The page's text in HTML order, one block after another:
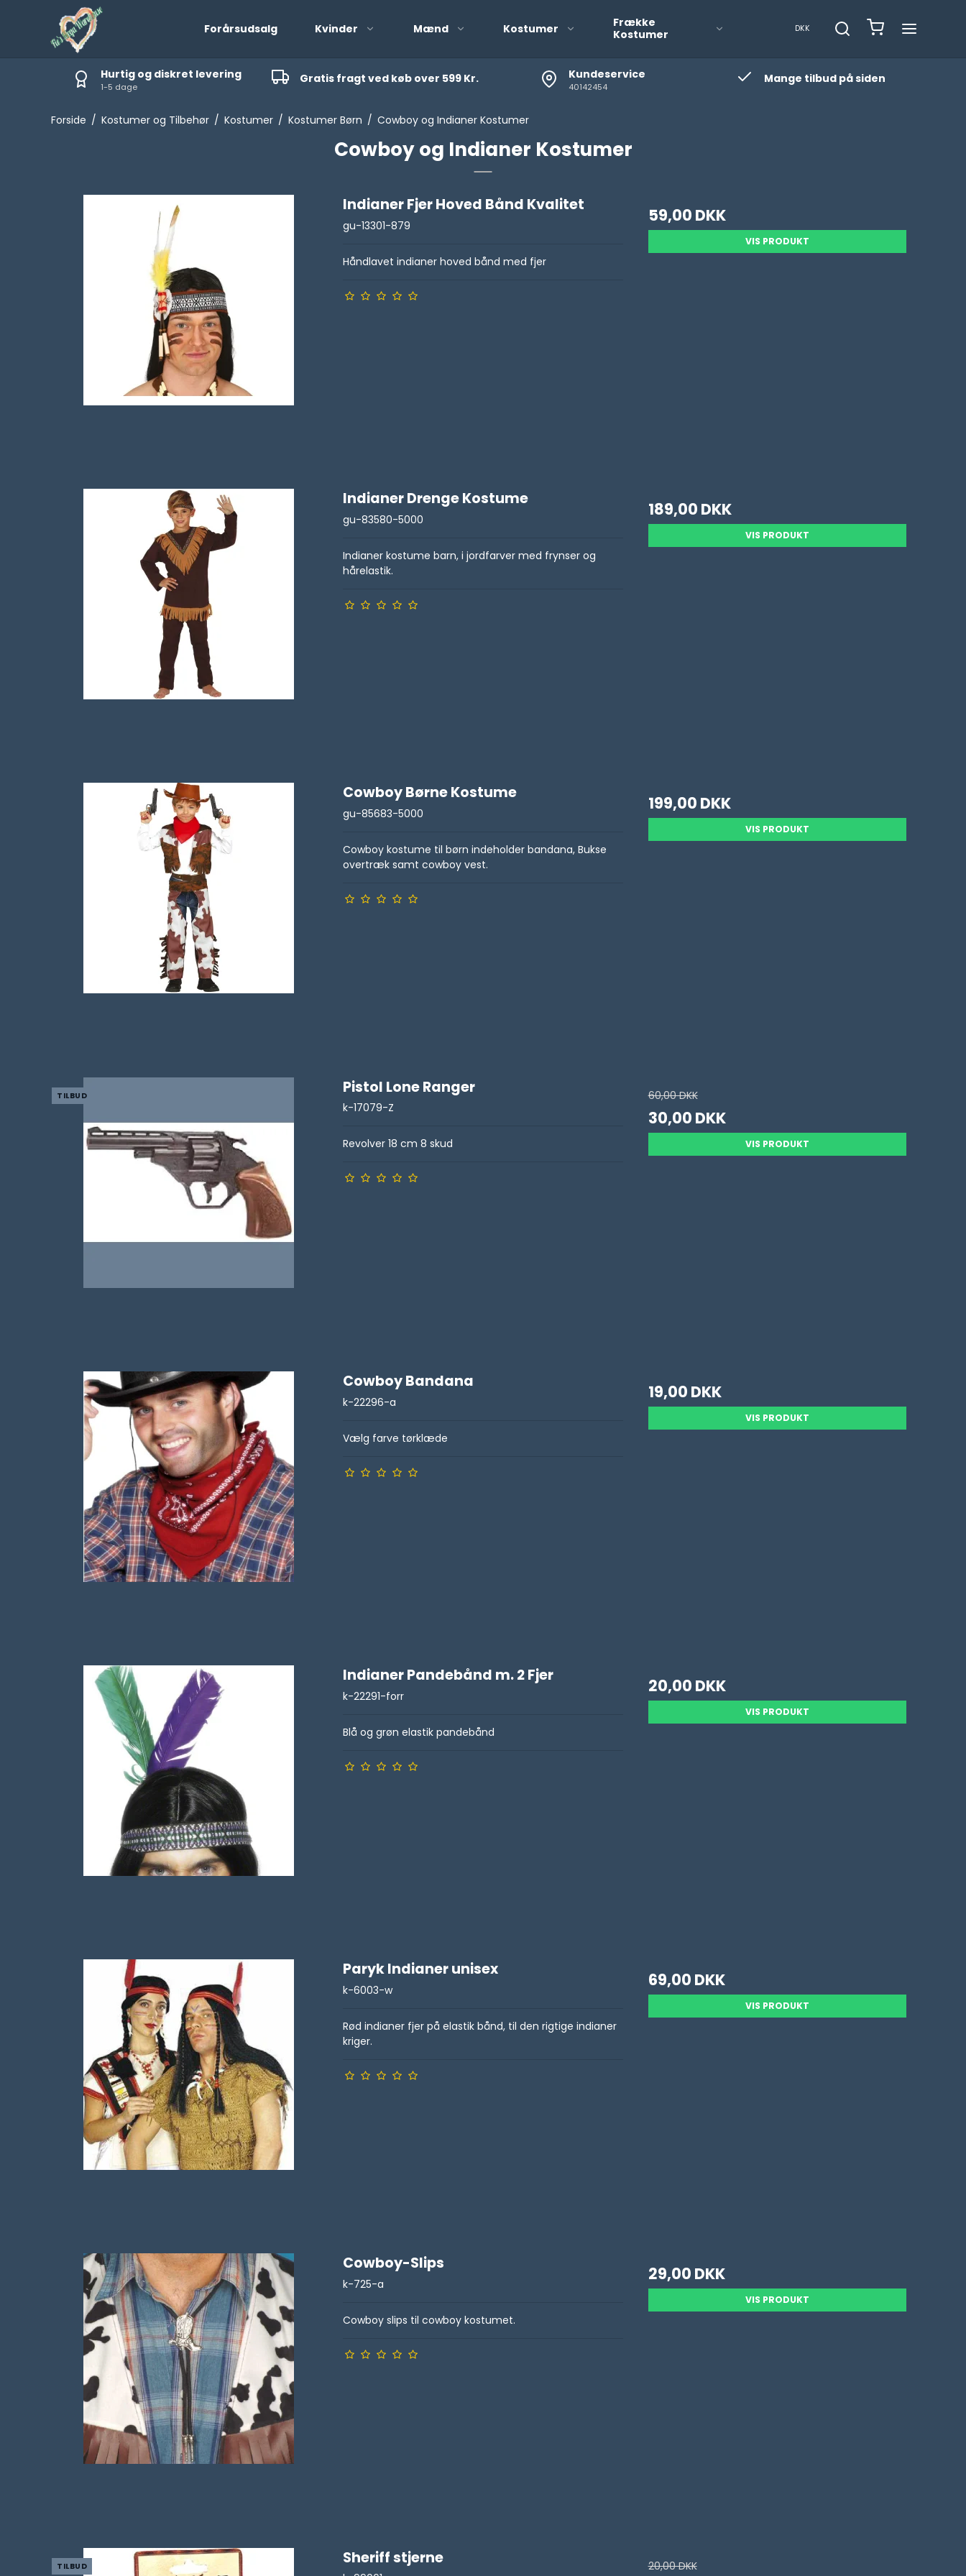
Forårsudsalg Kvinder
Strømper
Mænd Kostumer
Pirat Tema og
Kostumer
Pige Kostumer
Baby Kostumer
Klovne Kostumer Børn
Tilbehør Børnekostume
Hatte og
Hovedbeklædning
Makeup
Kostume Tilbehør
Parykker & Skæg
Våben
Frække
Kostumer
DKK
Hurtig og diskret levering
1-5 dage
Gratis fragt ved køb over 599 Kr. Kundeservice
40142454
Mange tilbud på siden
Forside / Kostumer og Tilbehør / Kostumer / Kostumer Børn / Cowboy og Indianer Kostumer
Cowboy og Indianer Kostumer
Indianer Fjer Hoved Bånd Kvalitet
gu-13301-879
Håndlavet indianer hoved bånd med fjer
59,00 DKK
VIS PRODUKT
Indianer Drenge Kostume
gu-83580-5000
Indianer kostume barn, i jordfarver med frynser og
hårelastik.
189,00 DKK
VIS PRODUKT
Cowboy Børne Kostume
gu-85683-5000
Cowboy kostume til børn indeholder bandana, Bukse
overtræk samt cowboy vest.
199,00 DKK
VIS PRODUKT
TILBUD Pistol Lone Ranger
k-17079-Z
Revolver 18 cm 8 skud
60,00 DKK
30,00 DKK
VIS PRODUKT
Cowboy Bandana
k-22296-a
Vælg farve tørklæde
19,00 DKK
VIS PRODUKT
Indianer Pandebånd m. 2 Fjer
k-22291-forr
Blå og grøn elastik pandebånd
20,00 DKK
VIS PRODUKT
Paryk Indianer unisex
k-6003-w
Rød indianer fjer på elastik bånd, til den rigtige indianer
kriger.
69,00 DKK
VIS PRODUKT
Cowboy-Slips
k-725-a
Cowboy slips til cowboy kostumet.
29,00 DKK
VIS PRODUKT
TILBUD Sheriff stjerne 20,00 DKK